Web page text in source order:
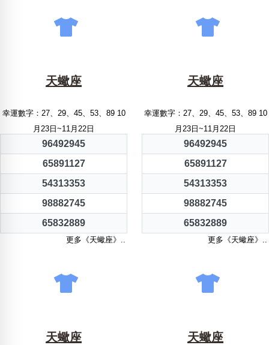
天蠍座
幸運數字：27、29、45、53、89 10
月23日~11月22日
96492945
65891127
54313353
98882745
65832889
更多《天蠍座》..
天蠍座
幸運數字：27、29、45、53、89 10
月23日~11月22日
96492945
65891127
54313353
98882745
65832889
更多《天蠍座》..
天蠍座 天蠍座